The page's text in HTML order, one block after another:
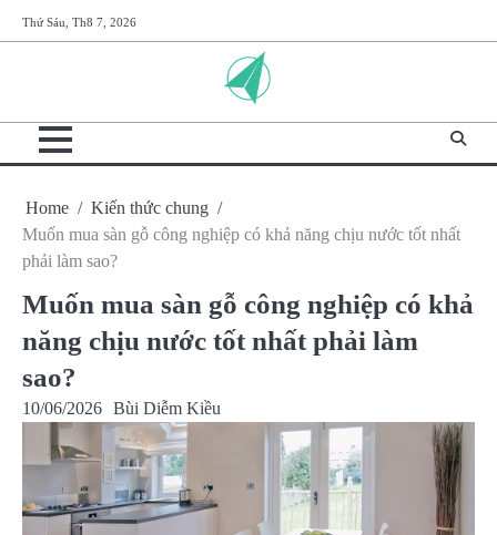
to
Thứ Sáu, Th8 7, 2026
Home
Kiến thức chung
Muốn mua sàn gỗ công nghiệp có khả năng chịu nước tốt nhất
phải làm sao?
Muốn mua sàn gỗ công nghiệp có khả
năng chịu nước tốt nhất phải làm
sao?
10/06/2026 Bùi Diễm Kiều